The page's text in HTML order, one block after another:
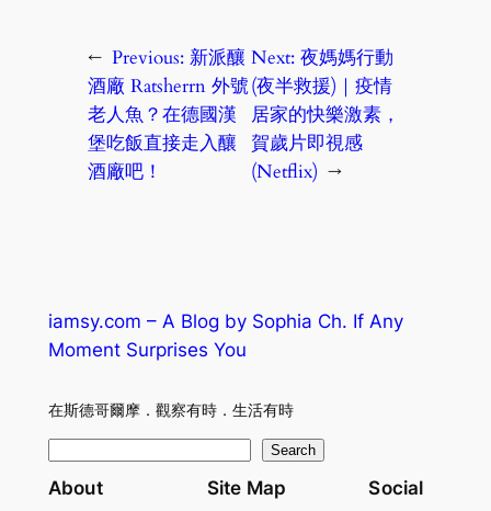
← Previous: 新派釀
酒廠 Ratsherrn 外號
老人魚？在德國漢
堡吃飯直接走入釀
酒廠吧！
Next: 夜媽媽行動
(夜半救援)｜疫情
居家的快樂激素，
賀歲片即視感
(Netflix) →
iamsy.com – A Blog by Sophia Ch. If Any
Moment Surprises You
在斯德哥爾摩．觀察有時．生活有時
e
Search
About Site Map Social